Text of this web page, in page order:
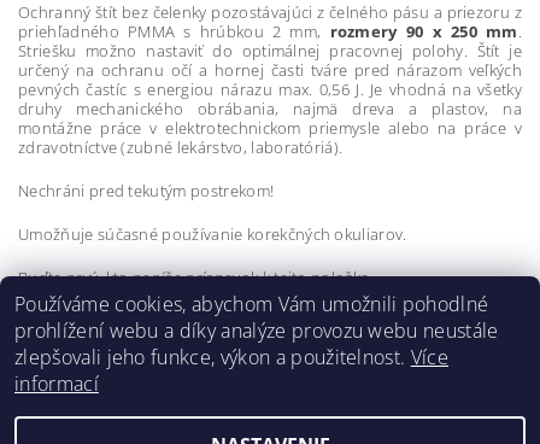
Ochranný štít bez čelenky pozostávajúci z čelného pásu a priezoru z
priehľadného PMMA s hrúbkou 2 mm, rozmery 90 x 250 mm.
Striešku možno nastaviť do optimálnej pracovnej polohy. Štít je
určený na ochranu očí a hornej časti tváre pred nárazom veľkých
pevných častíc s energiou nárazu max. 0,56 J. Je vhodná na všetky
druhy mechanického obrábania, najmä dreva a plastov, na
montážne práce v elektrotechnickom priemysle alebo na práce v
zdravotníctve (zubné lekárstvo, laboratóriá).
Nechráni pred tekutým postrekom!
Umožňuje súčasné používanie korekčných okuliarov.
Buďte prvý, kto napíše príspevok k tejto položke.
Pridať komentár
Používáme cookies, abychom Vám umožnili pohodlné
prohlížení webu a díky analýze provozu webu neustále
zlepšovali jeho funkce, výkon a použitelnost. Více
informací